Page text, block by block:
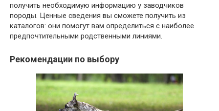
получить необходимую информацию у заводчиков
породы. Ценные сведения вы сможете получить из
каталогов: они помогут вам определиться с наиболее
предпочтительными родственными линиями.
Рекомендации по выбору